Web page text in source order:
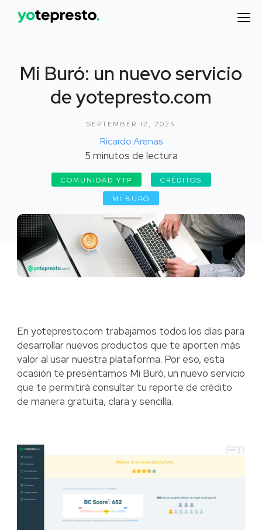
Mi Buró: un nuevo servicio
de yotepresto.com
SEPTEMBER 12, 2025
Ricardo Arenas
5 minutos de lectura
COMUNIDAD YTP
CRÉDITOS
MI BURÓ
En yotepresto.com trabajamos todos los días para
desarrollar nuevos productos que te aporten más
valor al usar nuestra plataforma. Por eso, esta
ocasión te presentamos Mi Buró, un nuevo servicio
que te permitirá consultar tu reporte de crédito
de manera gratuita, clara y sencilla.